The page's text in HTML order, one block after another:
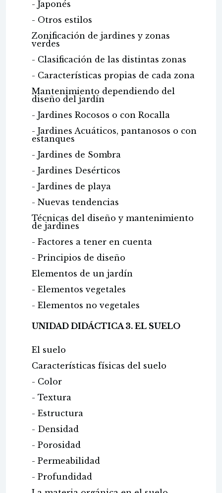
- Japonés
- Otros estilos
Zonificación de jardines y zonas
verdes
- Clasificación de las distintas zonas
- Características propias de cada zona
Mantenimiento dependiendo del
diseño del jardín
- Jardines Rocosos o con Rocalla
- Jardines Acuáticos, pantanosos o con
estanques
- Jardines de Sombra
- Jardines Desérticos
- Jardines de playa
- Nuevas tendencias
Técnicas del diseño y mantenimiento
de jardines
- Factores a tener en cuenta
- Principios de diseño
Elementos de un jardín
- Elementos vegetales
- Elementos no vegetales
UNIDAD DIDÁCTICA 3. EL SUELO
El suelo
Características físicas del suelo
- Color
- Textura
- Estructura
- Densidad
- Porosidad
- Permeabilidad
- Profundidad